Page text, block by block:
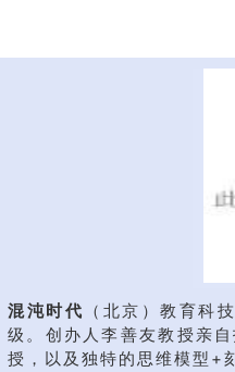
混沌时代 （北京）教育科
级。创办人李善友教授亲
授，以及独特的思维模型+